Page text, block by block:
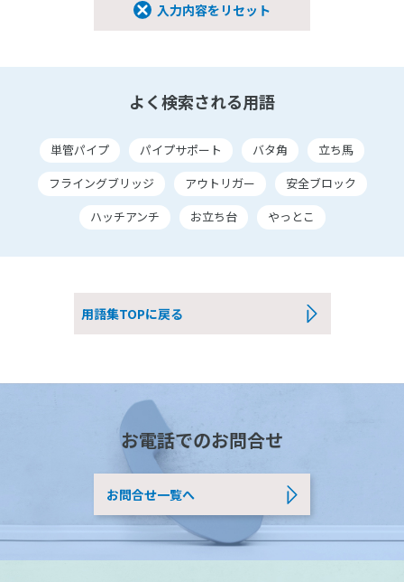
入力内容をリセット
よく検索される用語
単管パイプ パイプサポート バタ角
立ち馬
フライングブリッジ
アウトリガー
安全ブロック
ハッチアンチ
お立ち台 やっとこ
用語集TOPに戻る
お電話でのお問合せ
お問合せ一覧へ